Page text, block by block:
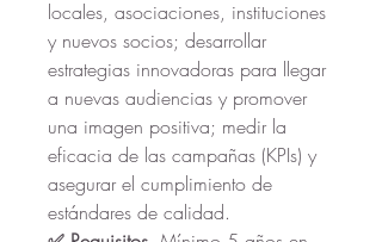
locales, asociaciones, instituciones
y nuevos socios; desarrollar
estrategias innovadoras para llegar
a nuevas audiencias y promover
una imagen positiva; medir la
eficacia de las campañas (KPIs) y
asegurar el cumplimiento de
estándares de calidad.